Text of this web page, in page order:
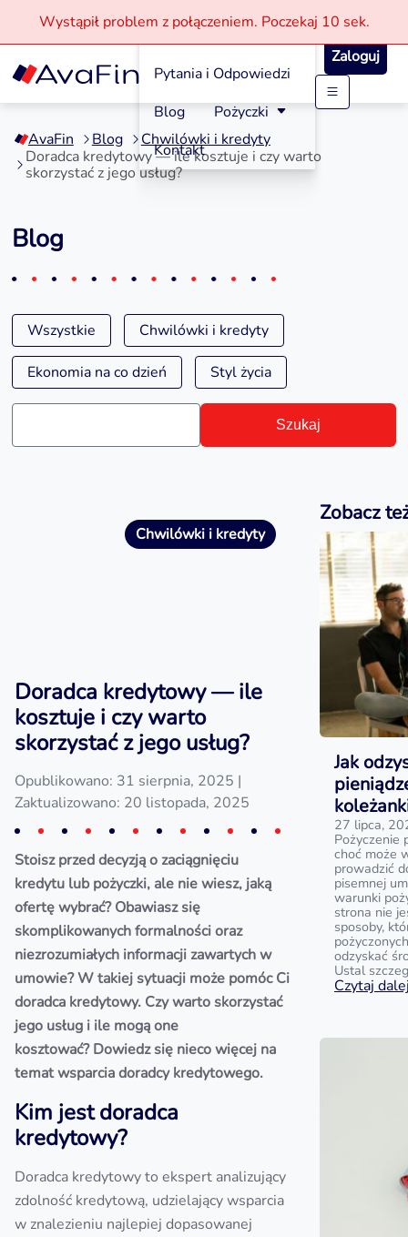
Przejdź
treści
Wystąpił problem z połączeniem. Poczekaj 10 sek.
Jak aplikować?
Pytania i Odpowiedzi
Blog
Pożyczki
Kontakt
Zaloguj
AvaFin Blog
Chwilówki i kredyty
Doradca kredytowy — ile kosztuje i czy warto
skorzystać z jego usług?
Blog
Wszystkie Chwilówki i kredyty
Ekonomia na co dzień Styl życia
Szukaj
Chwilówki i kredyty
Doradca kredytowy — ile
kosztuje i czy warto
skorzystać z jego usług?
Opublikowano: 31 sierpnia, 2025 |
Zaktualizowano: 20 listopada, 2025
Stoisz przed decyzją o zaciągnięciu
kredytu lub pożyczki, ale nie wiesz, jaką
ofertę wybrać? Obawiasz się
skomplikowanych formalności oraz
niezrozumiałych informacji zawartych w
umowie? W takiej sytuacji może pomóc Ci
doradca kredytowy. Czy warto skorzystać
jego usług i ile mogą one
kosztować? Dowiedz się nieco więcej na
temat wsparcia doradcy kredytowego.
Kim jest doradca
kredytowy?
Doradca kredytowy to ekspert analizujący
zdolność kredytową, udzielający wsparcia
w znalezieniu najlepiej dopasowanej
Zobacz
Jak
27 lipca,
Pożyczenie
choć może
prowadzić
pisemnej
warunki
strona nie
sposoby,
odzyskać
Ustal
Czytaj